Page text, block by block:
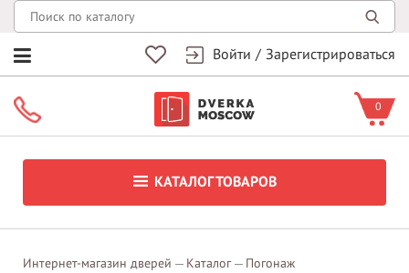
Войти / Зарегистрироваться
0
КАТАЛОГ ТОВАРОВ
Интернет-магазин дверей Каталог
Погонаж